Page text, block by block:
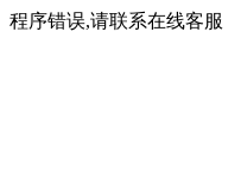
程序错误,请联系在线客服